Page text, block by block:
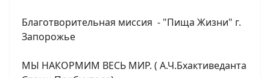
Благотворительная миссия - "Пища Жизни" г.
Запорожье
МЫ НАКОРМИМ ВЕСЬ МИР. ( А.Ч.Бхактиведанта